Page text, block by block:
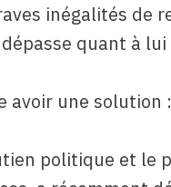
inégalités de
quant à
avoir une solution
politique et le